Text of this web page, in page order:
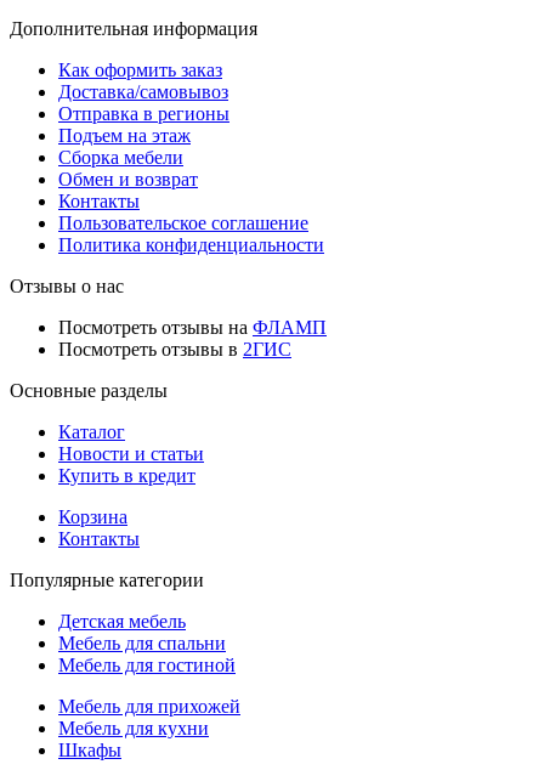
Дополнительная информация
Как оформить заказ
Доставка/самовывоз
Отправка в регионы
Подъем на этаж
Сборка мебели
Обмен и возврат
Контакты
Пользовательское соглашение
Политика конфиденциальности
Отзывы о нас
Посмотреть отзывы на ФЛАМП
Посмотреть отзывы в 2ГИС
Основные разделы
Каталог
Новости и статьи
Купить в кредит
Корзина
Контакты
Популярные категории
Детская мебель
Мебель для спальни
Мебель для гостиной
Мебель для прихожей
Мебель для кухни
Шкафы